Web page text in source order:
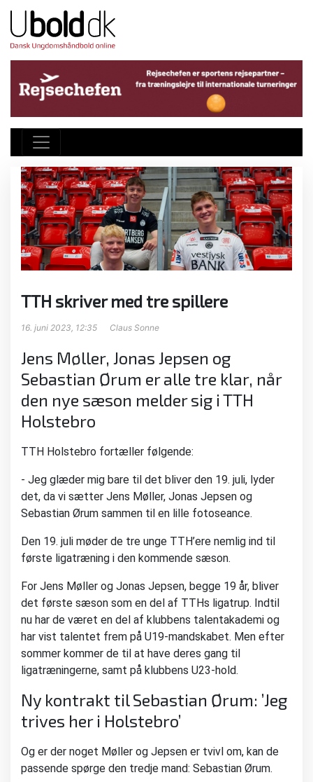
TTH skriver med tre spillere
16. juni 2023, 12:35 Claus Sonne
Jens Møller, Jonas Jepsen og
Sebastian Ørum er alle tre klar, når
den nye sæson melder sig i TTH
Holstebro
TTH Holstebro fortæller følgende:
- Jeg glæder mig bare til det bliver den 19. juli, lyder
det, da vi sætter Jens Møller, Jonas Jepsen og
Sebastian Ørum sammen til en lille fotoseance.
Den 19. juli møder de tre unge TTH’ere nemlig ind til
første ligatræning i den kommende sæson.
For Jens Møller og Jonas Jepsen, begge 19 år, bliver
det første sæson som en del af TTHs ligatrup. Indtil
nu har de været en del af klubbens talentakademi og
har vist talentet frem på U19-mandskabet. Men efter
sommer kommer de til at have deres gang til
ligatræningerne, samt på klubbens U23-hold.
Ny kontrakt til Sebastian Ørum: ’Jeg
trives her i Holstebro’
Og er der noget Møller og Jepsen er tvivl om, kan de
passende spørge den tredje mand: Sebastian Ørum.